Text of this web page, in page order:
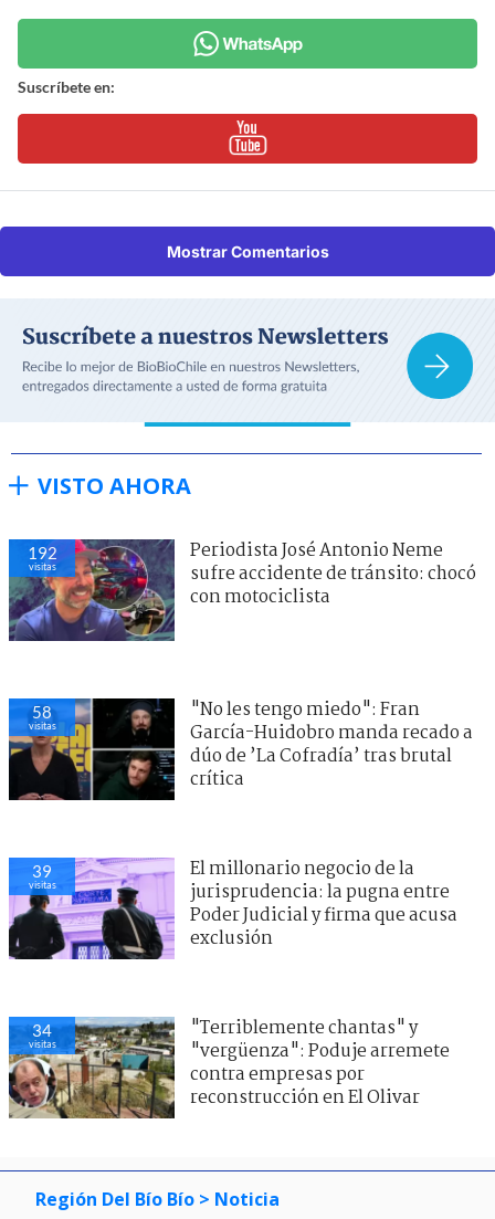
Suscríbete en:
Mostrar Comentarios
VISTO AHORA
192
visitas
Periodista José Antonio Neme
sufre accidente de tránsito: chocó
con motociclista
58
visitas
"No les tengo miedo": Fran
García-Huidobro manda recado a
dúo de ’La Cofradía’ tras brutal
crítica
39
visitas
El millonario negocio de la
jurisprudencia: la pugna entre
Poder Judicial y firma que acusa
exclusión
34
visitas
"Terriblemente chantas" y
"vergüenza": Poduje arremete
contra empresas por
reconstrucción en El Olivar
Región Del Bío Bío > Noticia